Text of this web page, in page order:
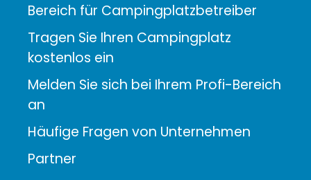
Bereich für Campingplatzbetreiber
Tragen Sie Ihren Campingplatz
kostenlos ein
Melden Sie sich bei Ihrem Profi-Bereich
an
Häufige Fragen von Unternehmen
Partner